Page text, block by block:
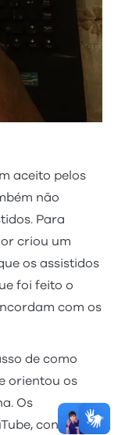
aceito pelos
não
Para
criou um
os assistidos
foi feito o
com os
de como
orientou os
Os
convertem